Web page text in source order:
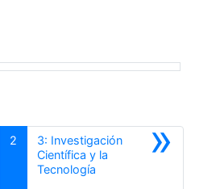
2 »
3: Investigación
Científica y la
Tecnología